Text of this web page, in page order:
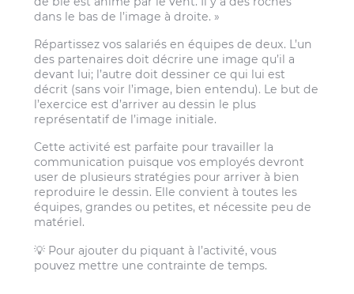
dans le bas de l’image à droite. »
Répartissez vos salariés en équipes de deux. L’un
des partenaires doit décrire une image qu’il a
devant lui; l’autre doit dessiner ce qui lui est
décrit (sans voir l’image, bien entendu). Le but de
l’exercice est d’arriver au dessin le plus
représentatif de l’image initiale.
Cette activité est parfaite pour travailler la
communication puisque vos employés devront
user de plusieurs stratégies pour arriver à bien
reproduire le dessin. Elle convient à toutes les
équipes, grandes ou petites, et nécessite peu de
matériel.
💡 Pour ajouter du piquant à l’activité, vous
pouvez mettre une contrainte de temps.